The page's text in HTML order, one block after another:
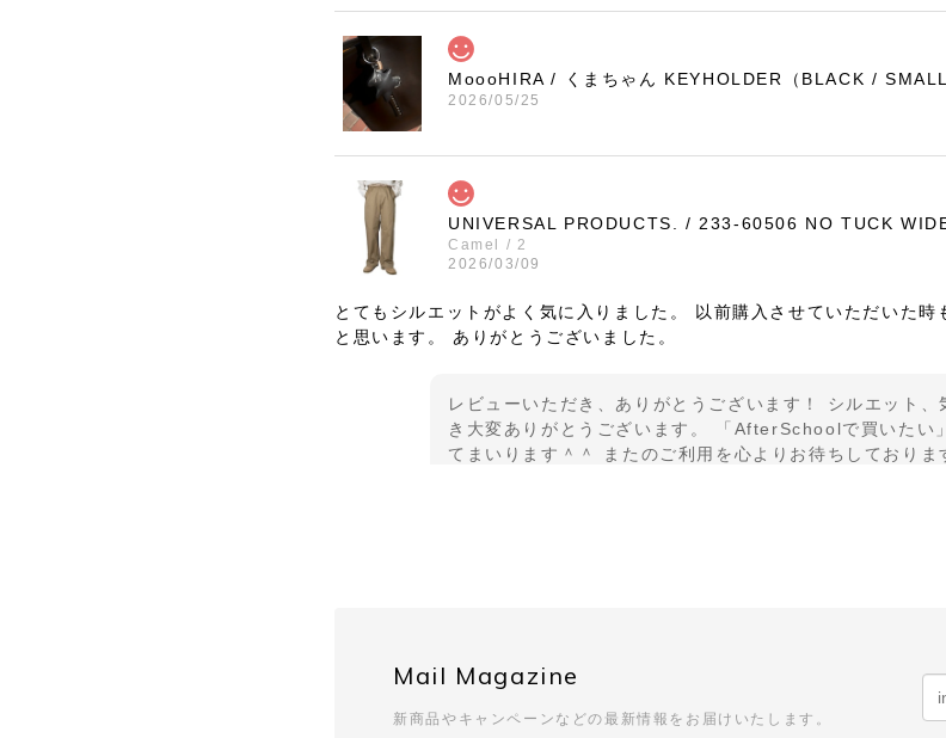
MoooHIRA / くまちゃん KEYHOLDER（BLACK / SMALL
2026/05/25
UNIVERSAL PRODUCTS. / 233-60506 NO TUCK
Camel / 2
2026/03/09
とてもシルエットがよく気に入りました。 以前購入させていただいた
と思います。 ありがとうございました。
レビューいただき、ありがとうございます！ シルエット
き大変ありがとうございます。 「AfterSchoolで買いたい
てまいります＾＾ またのご利用を心よりお待ちしておりま
安定のUNUSEDと信頼のできるSHOPさんなので、届くまでワクワク
んとした感じ。 とっても気持ちがいいです！ 深みのあるお色というか
くださるので、安心して購入ができます。いつもありがとうございます！
Mail Magazine
新商品やキャンペーンなどの最新情報をお届けいたします。